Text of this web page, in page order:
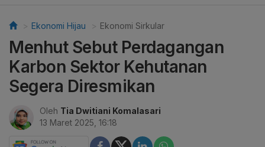
Ekonomi Hijau Ekonomi Sirkular
Menhut Sebut Perdagangan
Karbon Sektor Kehutanan
Segera Diresmikan
Oleh Tia Dwitiani Komalasari
13 Maret 2025, 16:18